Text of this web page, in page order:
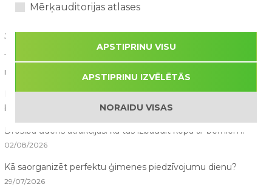
JAUNĀKIE RAKSTI
10 lietas, ko bērni pamana atrakciju parkā, bet pieaugušie
nepamana
07/08/2026
Pirmā reize atrakciju parkā – ko sagaidīt vecākiem un
bērniem?
Drošība ūdens atrakcijās: kā tās izbaudīt kopā ar bērniem?
02/08/2026
Kā saorganizēt perfektu ģimenes piedzīvojumu dienu?
29/07/2026
Mērķauditorijas atlases
APSTIPRINU VISU
APSTIPRINU IZVĒLĒTĀS
NORAIDU VISAS